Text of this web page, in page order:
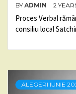
BY ADMIN 2
Proces Verbal
consiliu local
ALEGERI IUNIE